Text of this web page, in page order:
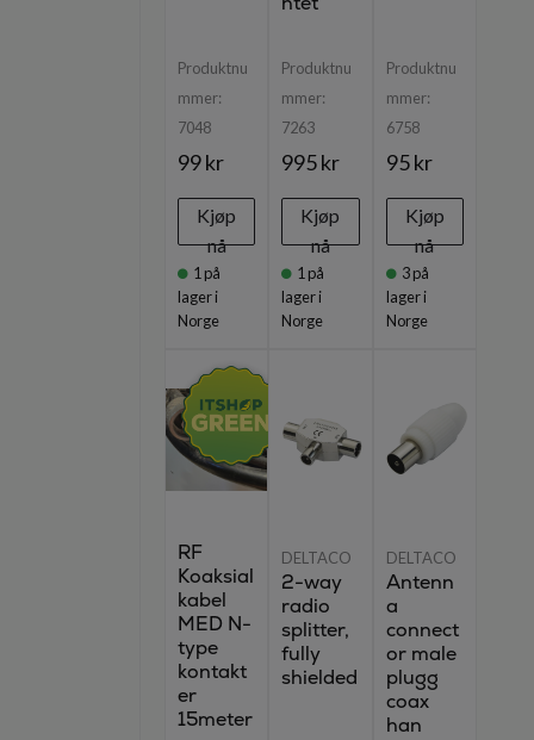
Produktnu
mmer:
7048
99 kr
Kjøp
nå
1 på
lager i
Norge
Produktnu
mmer:
7263
995 kr
Kjøp
nå
1 på
lager i
Norge
Produktnu
mmer:
6758
95 kr
Kjøp
nå
3 på
lager i
Norge
RF
Koaksial
kabel
MED N-
type
kontakt
er
15meter
DELTACO
2-way
radio
splitter,
fully
shielded
DELTACO
Antenn
a
connect
or male
plugg
coax
han